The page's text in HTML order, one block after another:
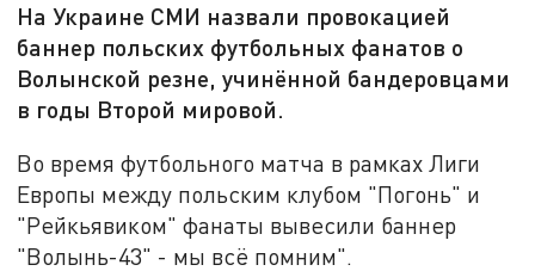
На Украине СМИ назвали провокацией
баннер польских футбольных фанатов о
Волынской резне, учинённой бандеровцами
в годы Второй мировой.
Во время футбольного матча в рамках Лиги
Европы между польским клубом "Погонь" и
"Рейкьявиком" фанаты вывесили баннер
"Волынь-43" - мы всё помним".